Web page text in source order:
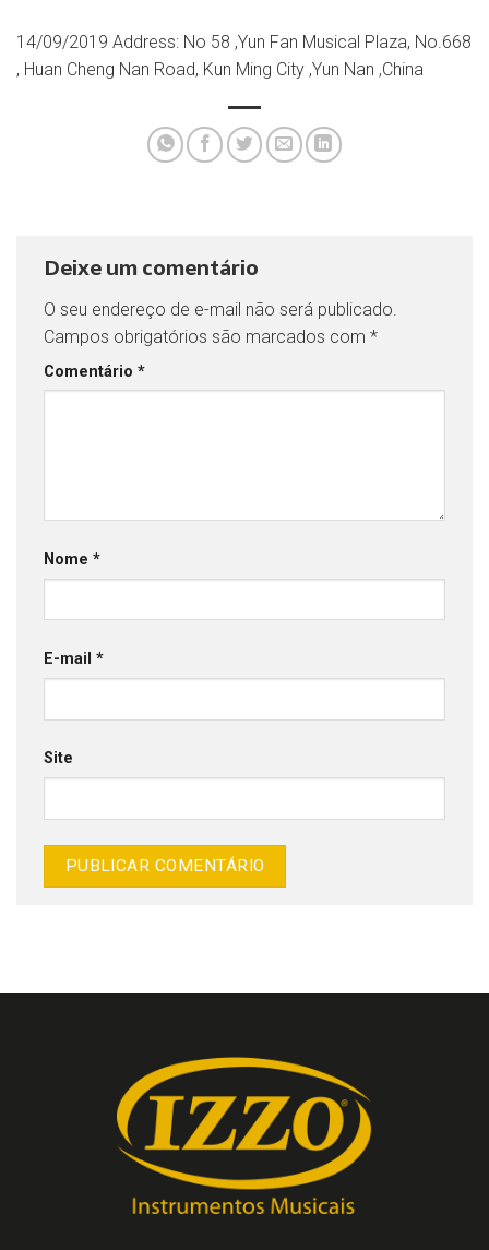
14/09/2019 Address: No 58 ,Yun Fan Musical Plaza, No.668
, Huan Cheng Nan Road, Kun Ming City ,Yun Nan ,China
Deixe um comentário
O seu endereço de e-mail não será publicado.
Campos obrigatórios são marcados com *
Comentário *
Nome *
E-mail *
Site